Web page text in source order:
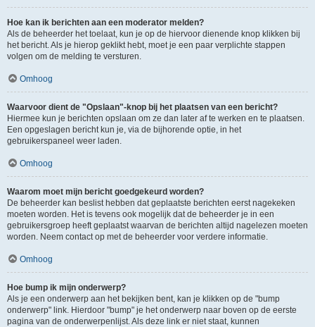
Hoe kan ik berichten aan een moderator melden?
Als de beheerder het toelaat, kun je op de hiervoor dienende knop klikken bij
het bericht. Als je hierop geklikt hebt, moet je een paar verplichte stappen
volgen om de melding te versturen.
Omhoog
Waarvoor dient de "Opslaan"-knop bij het plaatsen van een bericht?
Hiermee kun je berichten opslaan om ze dan later af te werken en te plaatsen.
Een opgeslagen bericht kun je, via de bijhorende optie, in het
gebruikerspaneel weer laden.
Omhoog
Waarom moet mijn bericht goedgekeurd worden?
De beheerder kan beslist hebben dat geplaatste berichten eerst nagekeken
moeten worden. Het is tevens ook mogelijk dat de beheerder je in een
gebruikersgroep heeft geplaatst waarvan de berichten altijd nagelezen moeten
worden. Neem contact op met de beheerder voor verdere informatie.
Omhoog
Hoe bump ik mijn onderwerp?
Als je een onderwerp aan het bekijken bent, kan je klikken op de "bump
onderwerp" link. Hierdoor "bump" je het onderwerp naar boven op de eerste
pagina van de onderwerpenlijst. Als deze link er niet staat, kunnen